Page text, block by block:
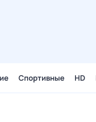
Спортивные HD